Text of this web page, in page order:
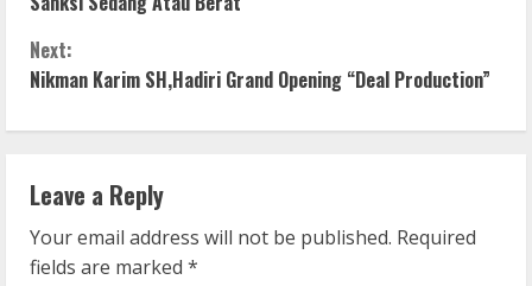
n
t
n
u
Next:
Nikman Karim SH,Hadiri Grand Opening “Deal Production”
Leave a Reply
Your email address will not be published. Required
fields are marked *